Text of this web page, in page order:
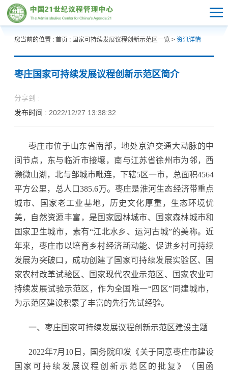
您当前的位置 : 首页 : 国家可持续发展议程创新示范区一览> 资讯详情
枣庄国家可持续发展议程创新示范区简介
分享到 :
发布时间 : 2022/12/27 13:38:32
枣庄市位于山东省南部，地处京沪交通大动脉的中
间节点，东与临沂市接壤，南与江苏省徐州市为邻，西
濒微山湖，北与邹城市毗连，下辖5区一市，总面积4564
平方公里，总人口385.6万。枣庄是淮河生态经济带重点
城市、国家老工业基地，历史文化厚重，生态环境优
美，自然资源丰富，是国家园林城市、国家森林城市和
国家卫生城市，素有“江北水乡、运河古城”的美称。近
年来，枣庄市以培育乡村经济新动能、促进乡村可持续
发展为突破口，成功创建了国家可持续发展实验区、国
家农村改革试验区、国家现代农业示范区、国家农业可
持续发展试验示范区，作为全国唯一“四区”同建城市，
为示范区建设积累了丰富的先行先试经验。
一、枣庄国家可持续发展议程创新示范区建设主题
2022年7月10日，国务院印发《关于同意枣庄市建设
国家可持续发展议程创新示范区的批复》（国函